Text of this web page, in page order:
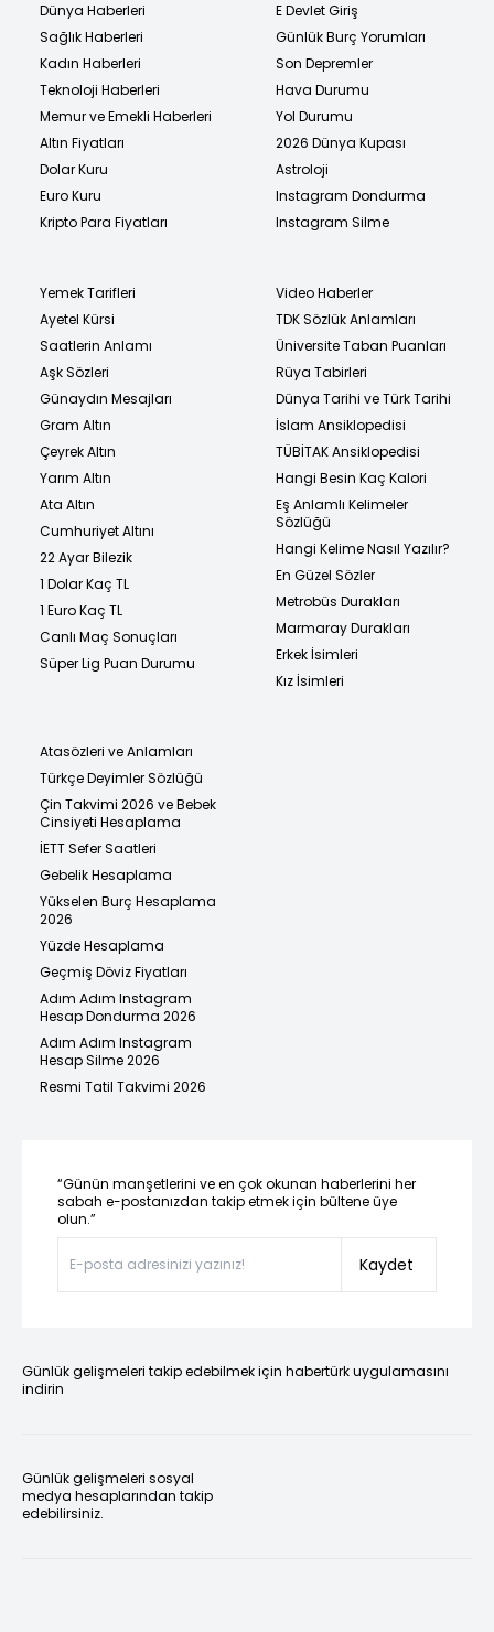
Dünya Haberleri
Sağlık Haberleri
Kadın Haberleri
Teknoloji Haberleri
Memur ve Emekli Haberleri
Altın Fiyatları
Dolar Kuru
Euro Kuru
Kripto Para Fiyatları
E Devlet Giriş
Günlük Burç Yorumları
Son Depremler
Hava Durumu
Yol Durumu
2026 Dünya Kupası
Astroloji
Instagram Dondurma
Instagram Silme
Yemek Tarifleri
Ayetel Kürsi
Saatlerin Anlamı
Aşk Sözleri
Günaydın Mesajları
Gram Altın
Çeyrek Altın
Yarım Altın
Ata Altın
Cumhuriyet Altını
22 Ayar Bilezik
1 Dolar Kaç TL
1 Euro Kaç TL
Canlı Maç Sonuçları
Süper Lig Puan Durumu
Video Haberler
TDK Sözlük Anlamları
Üniversite Taban Puanları
Rüya Tabirleri
Dünya Tarihi ve Türk Tarihi
İslam Ansiklopedisi
TÜBİTAK Ansiklopedisi
Hangi Besin Kaç Kalori
Eş Anlamlı Kelimeler
Sözlüğü
Hangi Kelime Nasıl Yazılır?
En Güzel Sözler
Metrobüs Durakları
Marmaray Durakları
Erkek İsimleri
Kız İsimleri
Atasözleri ve Anlamları
Türkçe Deyimler Sözlüğü
Çin Takvimi 2026 ve Bebek
Cinsiyeti Hesaplama
İETT Sefer Saatleri
Gebelik Hesaplama
Yükselen Burç Hesaplama
2026
Yüzde Hesaplama
Geçmiş Döviz Fiyatları
Adım Adım Instagram
Hesap Dondurma 2026
Adım Adım Instagram
Hesap Silme 2026
Resmi Tatil Takvimi 2026
“Günün manşetlerini ve en çok okunan haberlerini her
sabah e-postanızdan takip etmek için bültene üye
olun.”
Kaydet
Günlük gelişmeleri takip edebilmek için habertürk uygulamasını
indirin
Günlük gelişmeleri sosyal
medya hesaplarından takip
edebilirsiniz.